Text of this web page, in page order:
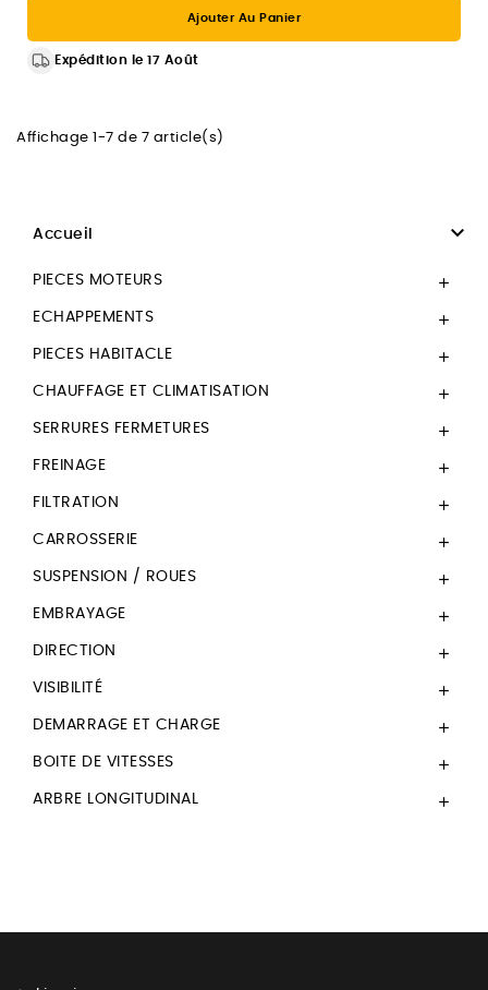
Ajouter Au Panier
Expédition le 17 Août
Affichage 1-7 de 7 article(s)
Accueil 
PIECES MOTEURS 
ECHAPPEMENTS 
PIECES HABITACLE 
CHAUFFAGE ET CLIMATISATION 
SERRURES FERMETURES 
FREINAGE 
FILTRATION 
CARROSSERIE 
SUSPENSION / ROUES 
EMBRAYAGE 
DIRECTION 
VISIBILITÉ 
DEMARRAGE ET CHARGE 
BOITE DE VITESSES 
ARBRE LONGITUDINAL 